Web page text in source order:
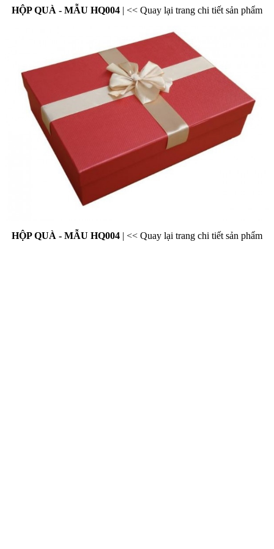
HỘP QUÀ - MẪU HQ004 | << Quay lại trang chi tiết sản phẩm
HỘP QUÀ - MẪU HQ004 | << Quay lại trang chi tiết sản phẩm